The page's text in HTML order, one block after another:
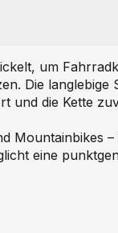
um
Die langlebige
und die Kette
Mountainbikes
eine